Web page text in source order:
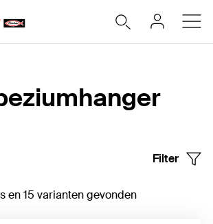
Filter
en 15 varianten gevonden